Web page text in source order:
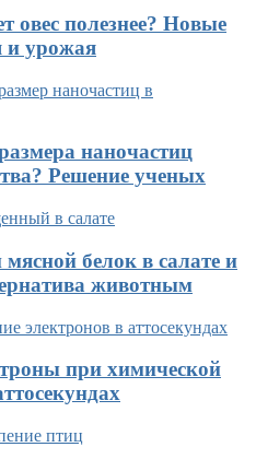
овес полезнее? Новые
и урожая
наночастиц
Решение ученых
белок в салате и
животным
при химической